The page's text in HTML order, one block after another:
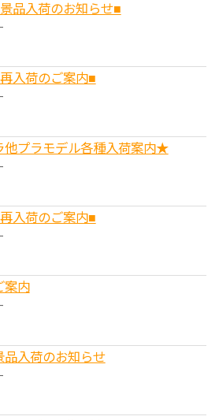
品入荷のお知らせ■
入荷のご案内■
プラモデル各種入荷案内★
入荷のご案内■
案内
品入荷のお知らせ